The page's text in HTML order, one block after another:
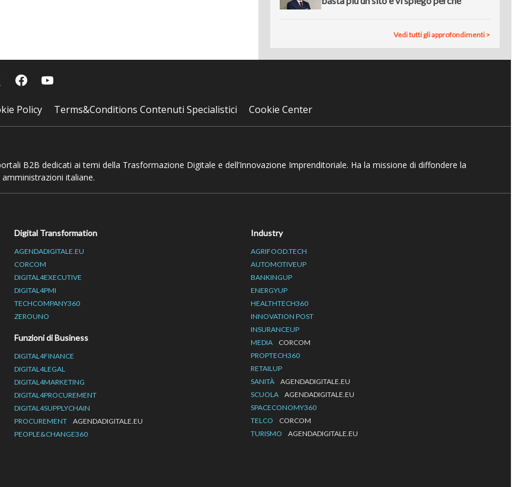
Vedi tutti gli approfondimenti >
Policy Terms&Conditions Contenuti Specialistici Cookie Center
B2B dedicati ai temi della Trasformazione Digitale e dell’Innovazione Imprenditoriale. Ha la missione di diffondere la
italiane.
Digital Transformation
AGENDADIGITALE.EU
CORCOM
DIGITAL4EXECUTIVE
DIGITAL4PMI
TECHCOMPANY360
ZEROUNO
Funzioni di Business
DIGITAL4FINANCE
DIGITAL4LEGAL
DIGITAL4MARKETING
DIGITAL4PROCUREMENT
DIGITAL4SUPPLYCHAIN
PROCUREMENT
AGENDADIGITALE.EU
PEOPLE&CHANGE360
Industry
AGRIFOOD.TECH
AUTOMOTIVEUP
BANKINGUP
ENERGYUP
HEALTHTECH360
INNOVATION POST
INSURANCEUP
MEDIA
CORCOM
PROPTECH360
RETAILUP
SANITÀ
AGENDADIGITALE.EU
SCUOLA
AGENDADIGITALE.EU
SPACECONOMY360
TELCO
CORCOM
TURISMO
AGENDADIGITALE.EU